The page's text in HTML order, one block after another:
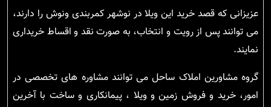
عزیزانی که قصد خرید این ویلا در نوشهر کمربندی ونوش را دارند،
می توانند پس از رویت و انتخاب، به صورت نقد و اقساط خریداری
نمایند.
گروه مشاورین املاک ساحل می توانند مشاوره های تخصصی در
امور، خرید و فروش زمین و ویلا ، پیمانکاری و ساخت با آخرین